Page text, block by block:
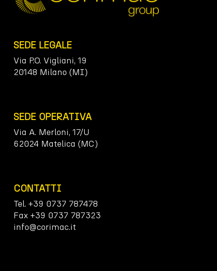
SEDE LEGALE
Via P.O. Vigliani, 19
20148 Milano (MI)
SEDE OPERATIVA
Via A. Merloni, 17/U
62024 Matelica (MC)
CONTATTI
Tel. +39 0737 787478
Fax +39 0737 787323
info@corimac.it